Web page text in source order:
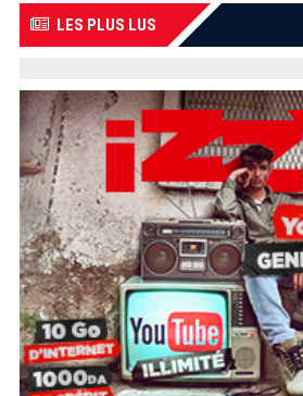
LES PLUS LUS